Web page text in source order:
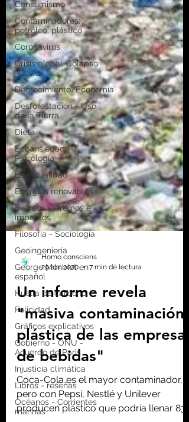
Consumismo
Contaminadores:
petróleo, plástico
Coronavirus
Crisis global-Colapso
-Covid
Decrecimiento/Economía
Desforestación - Uso
de la Tierra
Dieta
Ecoansiedad -
Psicología
Espiritualidad
Energías renovables
Eventos extremos e
impactos
Filosofía - Sociología
Geoingeniería
George Monbiot en
español
Huella de carbono
Felicidad
Gráficos explicativos
Gobierno - ONU -
Acuerdo de Paris
Injusticia climática
Libros - reseñas
Océanos - Corrientes
marinas
Homo consciens
29 abr 2020
7 min de lectura
Un informe revela
"masiva contaminación
plástica de las empresas